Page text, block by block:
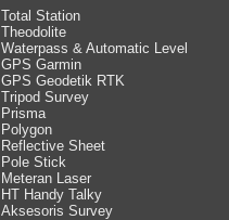
Total Station
Theodolite
Waterpass & Automatic Level
GPS Garmin
GPS Geodetik RTK
Tripod Survey
Prisma
Polygon
Reflective Sheet
Pole Stick
Meteran Laser
HT Handy Talky
Aksesoris Survey